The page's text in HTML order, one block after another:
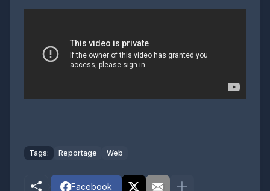
Tags: Reportage Web
Facebook